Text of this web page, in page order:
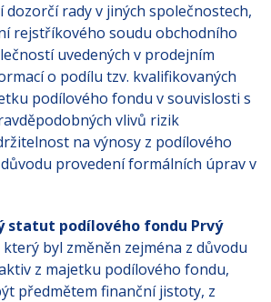
rady v jiných společnostech,
rejstříkového soudu obchodního
uvedených v prodejním
o podílu tzv. kvalifikovaných
podílového fondu v souvislosti s
vlivů rizik
na výnosy z podílového
provedení formálních úprav v
statut podílového fondu Prvý
který byl změněn zejména z důvodu
z majetku podílového fondu,
předmětem finanční jistoty, z